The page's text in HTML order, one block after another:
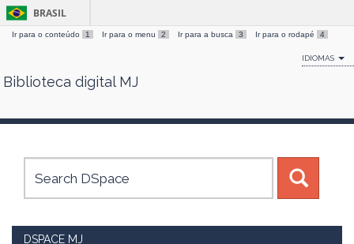
Skip
BRASIL
Ir para o conteúdo 1 Ir para o menu 2 Ir para a busca 3 Ir para o rodapé 4
IDIOMAS
Biblioteca digital MJ
DSPACE MJ